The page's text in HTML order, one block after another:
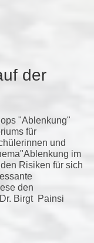
der
"Ablenkung"
für
und
im
Risiken für sich
den
Birgt Painsi